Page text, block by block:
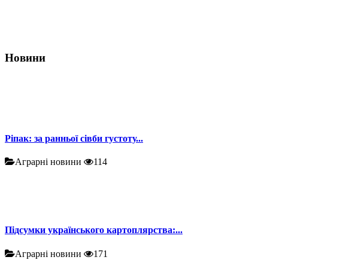
Новини
Ріпак: за ранньої сівби густоту...
Аграрні новини 114
Підсумки українського картоплярства:...
Аграрні новини 171